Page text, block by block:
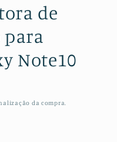
de
para
Note10
da compra.